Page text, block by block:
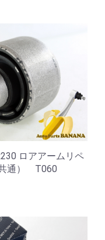
ロアアームリペ
通） T060